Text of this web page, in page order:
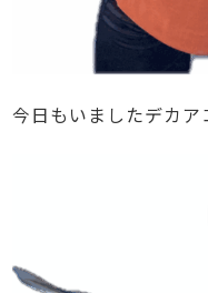
今日もいましたデカア